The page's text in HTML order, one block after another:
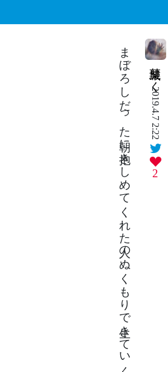
栗城りく
2019.4.7 2:22
2
まぼろしだった朝に抱きしめてくれた人のぬくもりで生きていく